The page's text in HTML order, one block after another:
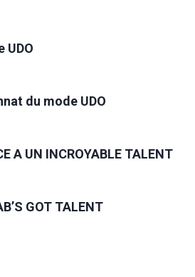
UDO
du mode UDO
A UN INCROYABLE TALENT
GOT TALENT